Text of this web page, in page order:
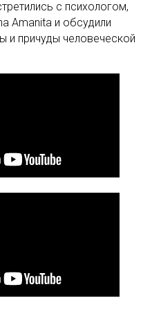
с психологом,
Amаnita и обсудили
и причуды человеческой